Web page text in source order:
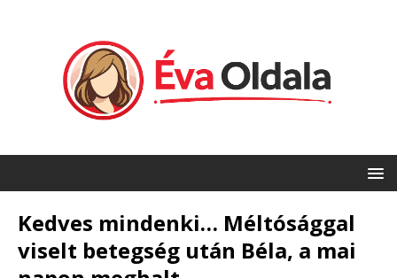
Kedves mindenki… Méltósággal
viselt betegség után Béla, a mai